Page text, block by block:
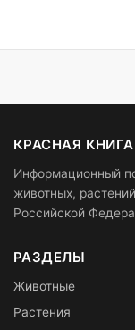
КРАСНАЯ
Информационный
животных,
Российской
РАЗДЕЛЫ
Животные
Растения